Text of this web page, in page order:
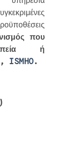
που
ή
ISMHO.